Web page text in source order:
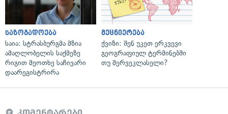
საზოგადოება
საია: სტრასბურგმა მზია
ამაღლობელის საქმეზე
რიგით მეოთხე საჩივარი
დაარეგისტრირა
მეცნიერება
ქვიზი: შენ უკეთ ერკვევი
გეოგრაფიულ ტერმინებში
თუ მერვეკლასელი?